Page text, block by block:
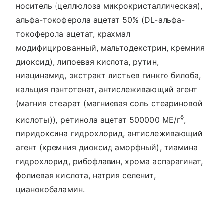
носитель (целлюлоза микрокристаллическая),
альфа-токоферола ацетат 50% (DL-альфа-
токоферола ацетат, крахмал
модифицированный, мальтодекстрин, кремния
диоксид), липоевая кислота, рутин,
ниацинамид, экстракт листьев гинкго билоба,
кальция пантотенат, антислеживающий агент
(магния стеарат (магниевая соль стеариновой
кислоты)), ретинола ацетат 500000 ME/г◊,
пиридоксина гидрохлорид, антислеживающий
агент (кремния диоксид аморфный), тиамина
гидрохлорид, рибофлавин, хрома аспарагинат,
фолиевая кислота, натрия селенит,
цианокобаламин.